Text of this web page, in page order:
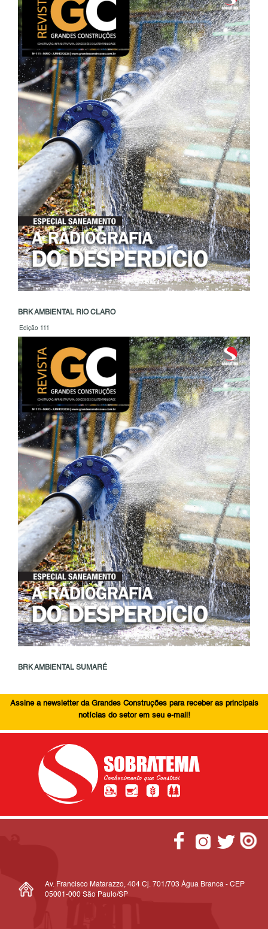
BRK AMBIENTAL RIO CLARO
Edição 111
BRK AMBIENTAL SUMARÉ
Assine a newsletter da Grandes Construções para receber as principais
notícias do setor em seu e-mail!
Av. Francisco Matarazzo, 404 Cj. 701/703 Água Branca - CEP
05001-000 São Paulo/SP